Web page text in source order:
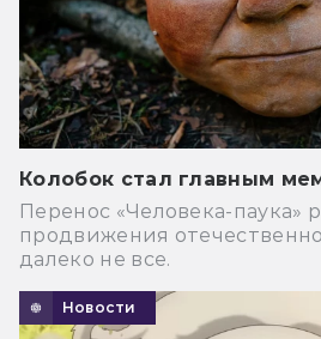
Колобок стал главным
Перенос «Человека-паука»
продвижения
далеко не все.
Новости